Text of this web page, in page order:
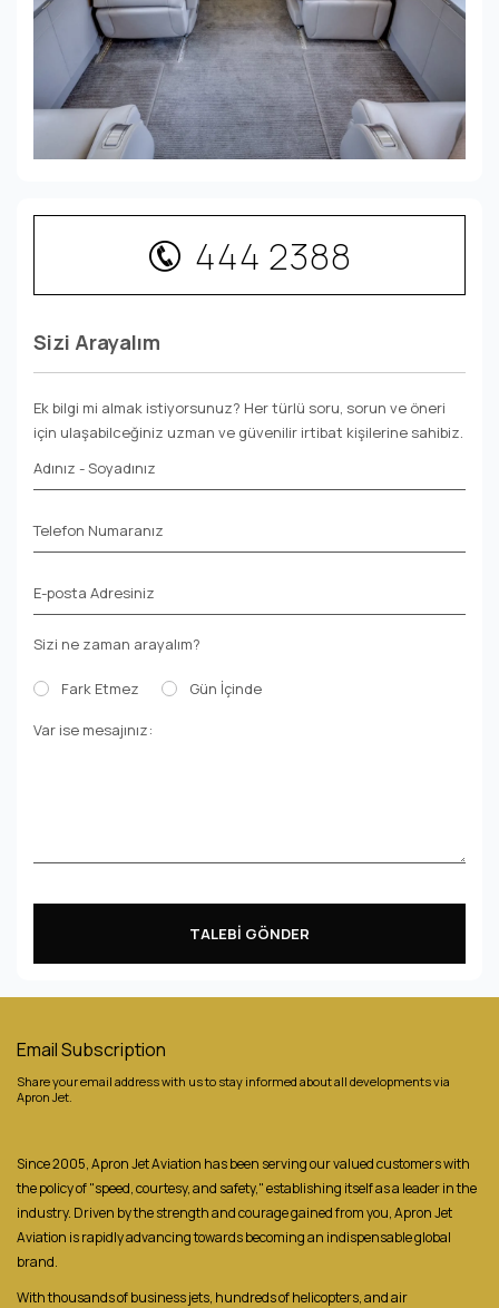
444 2388
Sizi Arayalım
Ek bilgi mi almak istiyorsunuz? Her türlü soru, sorun ve öneri
için ulaşabilceğiniz uzman ve güvenilir irtibat kişilerine sahibiz.
Adınız - Soyadınız
Telefon Numaranız
E-posta Adresiniz
Sizi ne zaman arayalım?
Fark Etmez Gün İçinde
Var ise mesajınız:
TALEBİ GÖNDER
Email Subscription
Share your email address with us to stay informed about all developments via
Apron Jet.
Since 2005, Apron Jet Aviation has been serving our valued customers with
the policy of "speed, courtesy, and safety," establishing itself as a leader in the
industry. Driven by the strength and courage gained from you, Apron Jet
Aviation is rapidly advancing towards becoming an indispensable global
brand.
With thousands of business jets, hundreds of helicopters, and air